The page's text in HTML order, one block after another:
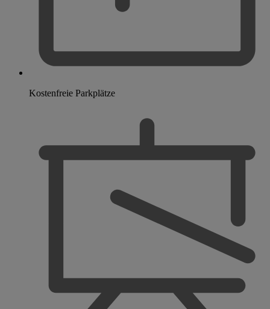
Kostenfreie Parkplätze